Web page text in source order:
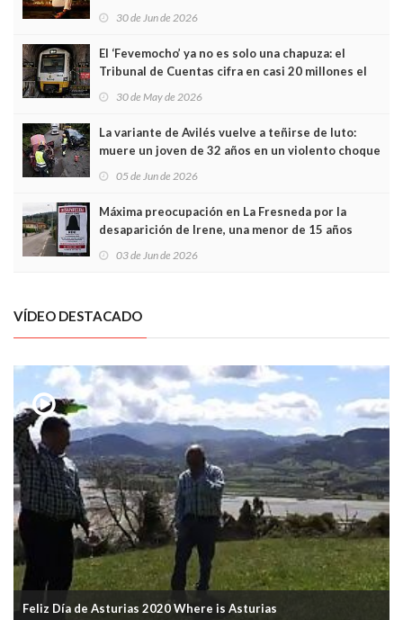
Asturias en Madrid
30 de Jun de 2026
El ‘Fevemocho’ ya no es solo una chapuza: el
Tribunal de Cuentas cifra en casi 20 millones el
sobrecoste de los trenes que no cabían por los
30 de May de 2026
La variante de Avilés vuelve a teñirse de luto:
muere un joven de 32 años en un violento choque
frontal
05 de Jun de 2026
Máxima preocupación en La Fresneda por la
desaparición de Irene, una menor de 15 años
03 de Jun de 2026
VÍDEO DESTACADO
Feliz Día de Asturias 2020 Where is Asturias